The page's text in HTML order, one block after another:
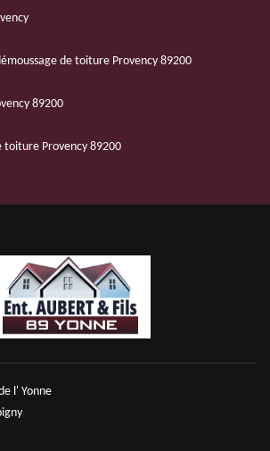
de toiture Provency 89200
89200
toiture Provency 89200
l' Yonne